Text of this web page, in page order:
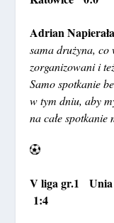
Adrian
sama drużyna,
zorganizowani i
Samo spotkanie
w tym dniu, aby
na całe spotkanie
V liga gr.1 Unia
1:4